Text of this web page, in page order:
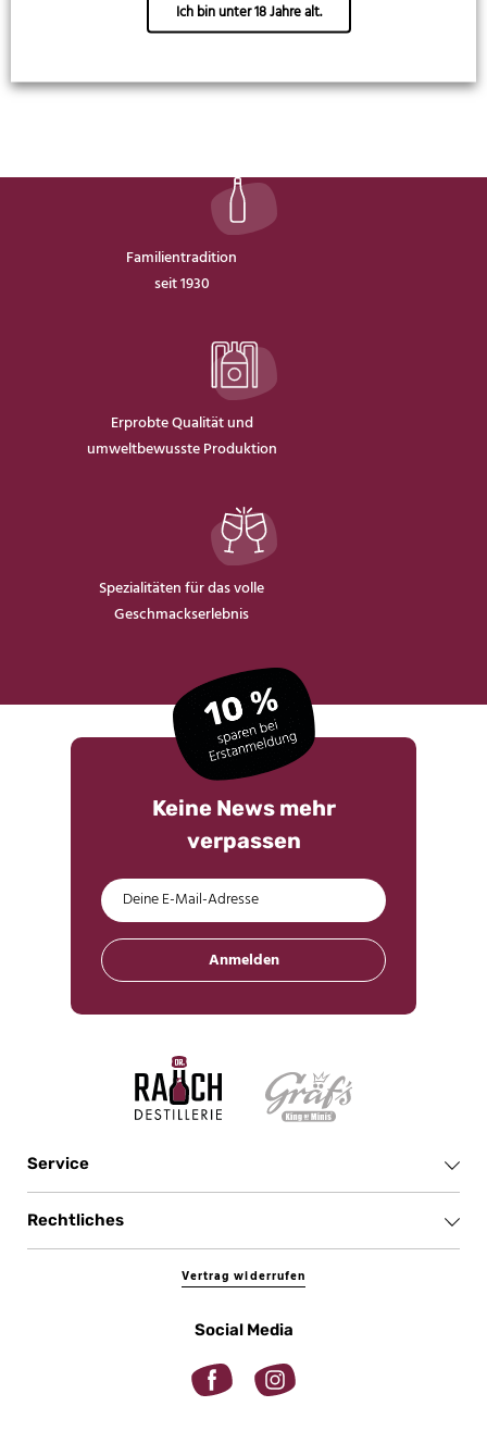
Familientradition
seit 1930
Erprobte Qualität und
umweltbewusste Produktion
Spezialitäten für das volle
Geschmackserlebnis
Keine News mehr
verpassen
Anmelden
Service
Rechtliches
Vertrag widerrufen
Social Media
Ich bin unter 18 Jahre alt.